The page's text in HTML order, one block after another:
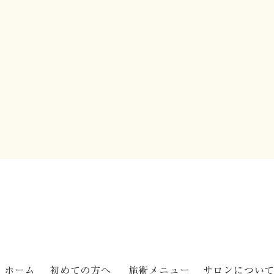
はりって痛くないですか？
ホーム 初めての方へ 施術メニュー サロンについて